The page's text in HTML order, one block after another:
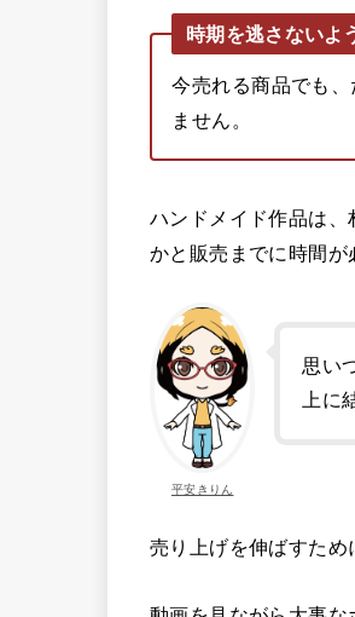
時期を逃さないよ
今売れる商品でも
ません。
ハンドメイド作品は
かと販売までに時間が
平安きりん
思い
上に
売り上げを伸ばすため